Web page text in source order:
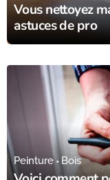
Vous nettoyez
astuces de pro
Peinture Bois